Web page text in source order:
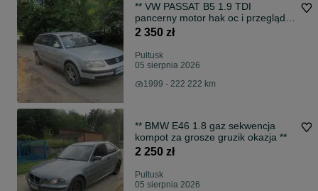
** VW PASSAT B5 1.9 TDI
pancerny motor hak oc i przegląd
nowe na rok 2027r ! **
2 350 zł
Pułtusk
05 sierpnia 2026
1999 - 222 222 km
** BMW E46 1.8 gaz sekwencja
kompot za grosze gruzik okazja **
2 250 zł
Pułtusk
05 sierpnia 2026